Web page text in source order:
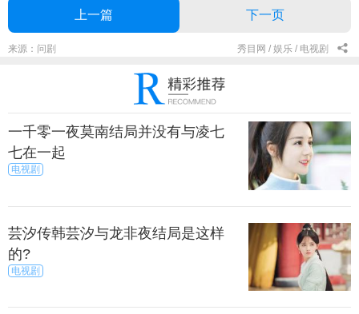
上一篇 下一页
来源：问剧 秀目网 / 娱乐 / 电视剧
一千零一夜莫南结局并没有与凌七
七在一起
电视剧
芸汐传韩芸汐与龙非夜结局是这样
的?
电视剧